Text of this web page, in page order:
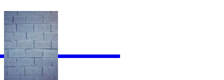
OFFICIAL